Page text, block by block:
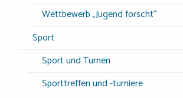
Wettbewerb „Jugend forscht“
Sport
Sport und Turnen
Sporttreffen und -turniere